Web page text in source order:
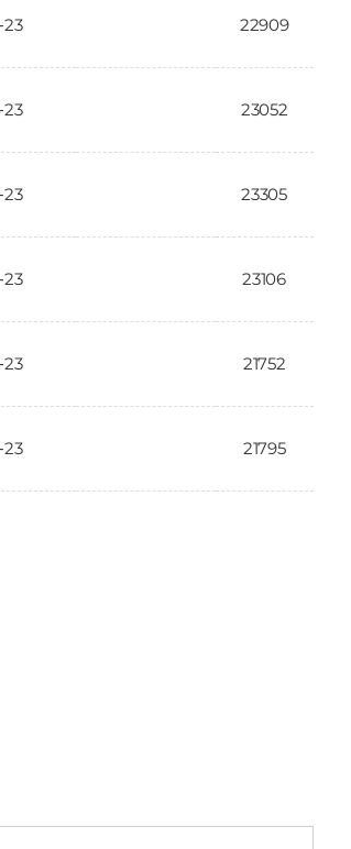
22909
23052
23305
23106
21752
21795